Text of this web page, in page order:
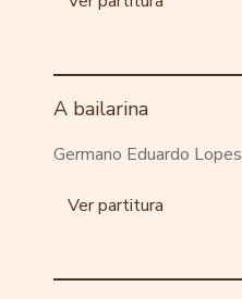
A bailarina
Germano Eduardo Lopes
Ver partitura